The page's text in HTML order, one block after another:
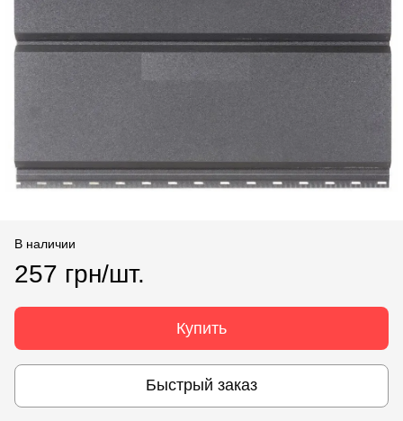
В наличии
257 грн/шт.
Купить
Быстрый заказ